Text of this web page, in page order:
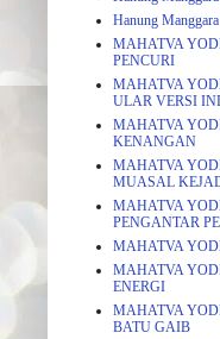
Hanung
MAHATVA
PENCURI
MAHATVA
ULAR VERSI
MAHATVA
KENANGAN
MAHATVA
MUASAL
MAHATVA
PENGANTAR
MAHATVA
MAHATVA
ENERGI
MAHATVA
BATU GAIB